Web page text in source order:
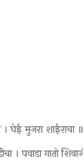
घेई मुजरा शाईराचा ॥
। पवाडा गातो